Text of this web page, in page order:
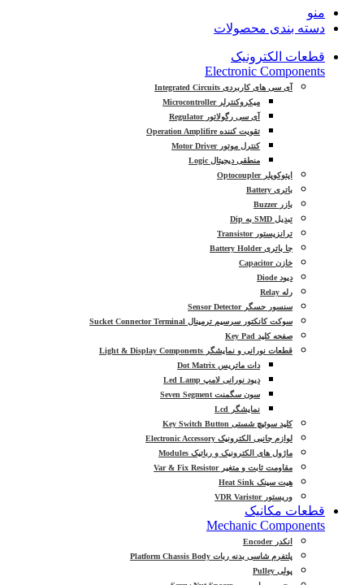
منو
دسته بندی محصولات
قطعات الکترونیک
Electronic Components
آی سی های کاربردی Integrated Circuits
میکروکنترلر Microcontroller
آی سی رگولاتور Regulator
تقویت کننده Operation Amplifire
کنترل موتور Motor Driver
منطقی دیجیتال Logic
اپتوکوپلر Optocoupler
باتری Battery
بازر Buzzer
تبدیل SMD به Dip
ترانزیستور Transistor
جا باتری Battery Holder
خازن Capacitor
دیود Diode
رله Relay
سنسور حسگر Sensor Detector
سوکت کانکتور سرسیم ترمینال Sucket Connector Terminal
صفحه کلید Key Pad
قطعات نورانی و نمایشگر Light & Display Components
دات ماتریس Dot Matrix
دیود نورانی لامپ Led Lamp
سون سگمنت Seven Segment
نمایشگر Lcd
کلید سوئیچ شستی Key Switch Button
لوازم جانبی الکترونیک Electronic Accessory
ماژول های الکترونیک و رباتیک Modules
مقاومت ثابت و متغیر Var & Fix Resistor
هیت سینک Heat Sink
وریستور VDR Varistor
قطعات مکانیک
Mechanic Components
انکدر Encoder
پلتفرم شاسی بدنه ربات Platform Chassis Body
پولی Pulley